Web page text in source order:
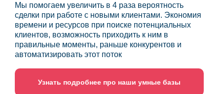
Мы помогаем увеличить в 4 раза вероятность
сделки при работе с новыми клиентами. Экономия
времени и ресурсов при поиске потенциальных
клиентов, возможность приходить к ним в
правильные моменты, раньше конкурентов и
автоматизировать этот поток
Узнать подробнее про наши умные базы